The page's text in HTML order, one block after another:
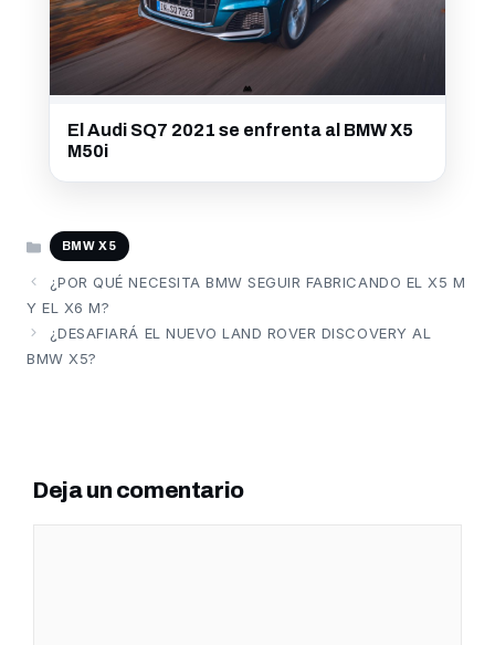
El Audi SQ7 2021 se enfrenta al BMW X5
M50i
CATEGORÍAS
BMW X5
¿POR QUÉ NECESITA BMW SEGUIR FABRICANDO EL X5 M
Y EL X6 M?
¿DESAFIARÁ EL NUEVO LAND ROVER DISCOVERY AL
BMW X5?
Deja un comentario